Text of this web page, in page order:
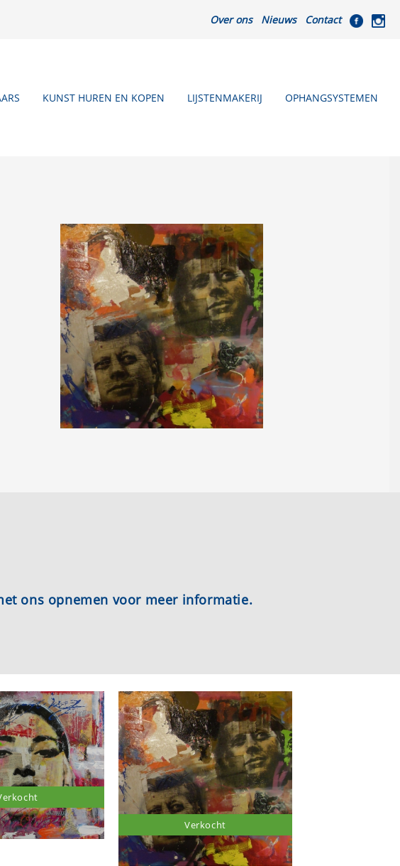
Over ons Nieuws Contact
KUNST HUREN EN KOPEN LIJSTENMAKERIJ OPHANGSYSTEMEN
ons opnemen voor meer informatie.
Verkocht